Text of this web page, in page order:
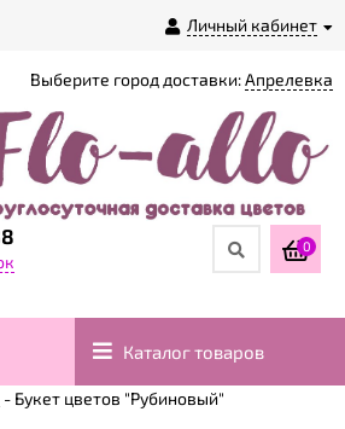
Личный кабинет
Выберите город доставки:Апрелевка
0
Каталог товаров
- Букет цветов "Рубиновый"